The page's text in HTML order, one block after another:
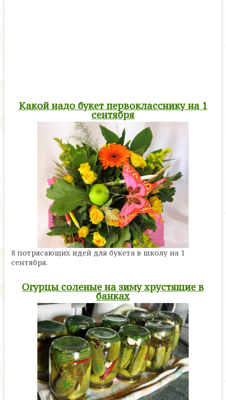
Какой надо букет первокласснику на 1
сентября
8 потрясающих идей для букета в школу на 1
сентября.
Огурцы соленые на зиму хрустящие в
банках